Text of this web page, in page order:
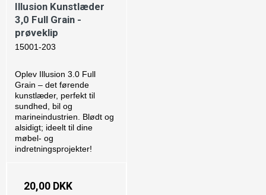
Illusion Kunstlæder
3,0 Full Grain -
prøveklip
15001-203
Oplev Illusion 3.0 Full
Grain – det førende
kunstlæder, perfekt til
sundhed, bil og
marineindustrien. Blødt og
alsidigt; ideelt til dine
møbel- og
indretningsprojekter!
20,00 DKK